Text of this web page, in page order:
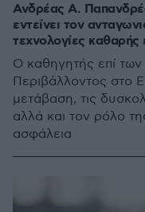
Ανδρέας Α.
εντείνει τον
τεχνολογίες καθαρής
Ο καθηγητής επί
Περιβάλλοντος στο
μετάβαση, τις
αλλά και τον ρόλο
ασφάλεια